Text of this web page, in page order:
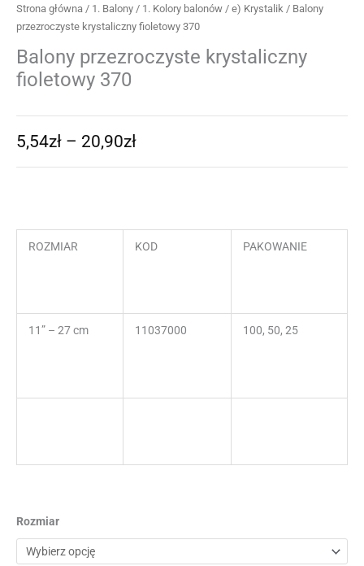
Strona główna / 1. Balony / 1. Kolory balonów / e) Krystalik / Balony
przezroczyste krystaliczny fioletowy 370
Balony przezroczyste krystaliczny
fioletowy 370
5,54zł – 20,90zł
ROZMIAR KOD PAKOWANIE
11” – 27 cm 11037000 100, 50, 25
Rozmiar